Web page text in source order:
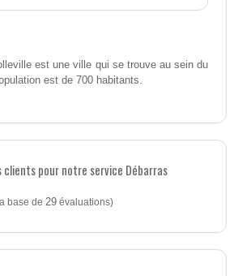
est une ville qui se trouve au sein du
est de 700 habitants.
clients pour notre service Débarras
base de 29évaluations)